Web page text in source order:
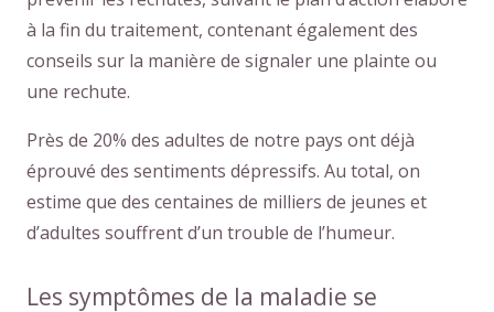
à la fin du traitement, contenant également des
conseils sur la manière de signaler une plainte ou
une rechute.
Près de 20% des adultes de notre pays ont déjà
éprouvé des sentiments dépressifs. Au total, on
estime que des centaines de milliers de jeunes et
d’adultes souffrent d’un trouble de l’humeur.
Les symptômes de la maladie se